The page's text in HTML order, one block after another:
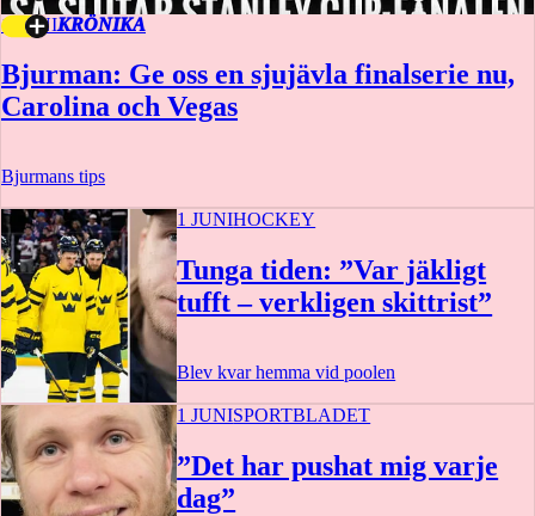
1 JUNIKRÖNIKA
Bjurman: Ge oss en sjujävla finalserie nu,
Carolina och Vegas
Bjurmans tips
1 JUNIHOCKEY
Tunga tiden: ”Var jäkligt
tufft – verkligen skittrist”
Blev kvar hemma vid poolen
1 JUNISPORTBLADET
”Det har pushat mig varje
dag”